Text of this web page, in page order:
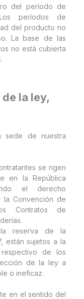
del período de
períodos de
del producto no
La base de las
no está cubierta
la ley,
sede de nuestra
se rigen
en la República
el derecho
la Convención de
Contratos de
reserva de la
están sujetos a la
de los
de la ley a
o ineficaz.
en el sentido del